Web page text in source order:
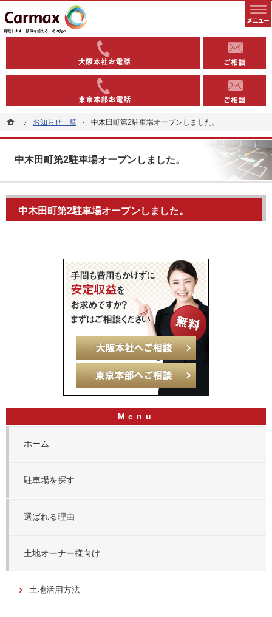
ホームお知らせ一覧 中木田町第2駐車場オープンしました。
中木田町第2駐車場オープンしました。
全国1000以上の実績有り。コインパーキングや駐車場への土地活用なら当社へ。
安定収益を得る土地活用方法（コインパーキング・駐車場）なら東洋カーマックス
中木田町第2駐車場オープンしました。
ホーム
駐車場を探す
選ばれる理由
土地オーナー様向け
土地活用方法
06-6363-
03-5543-
ホームお知らせ一覧 中木田町第2駐車場オープンしました。